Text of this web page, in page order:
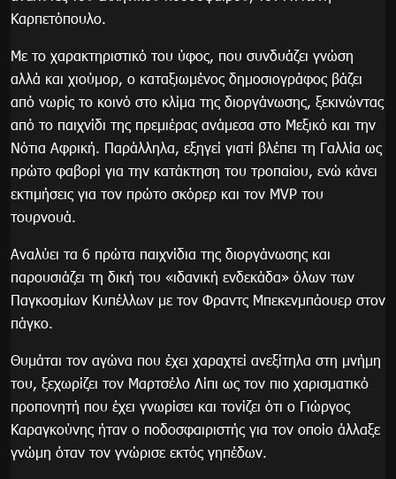
Καρπετόπουλο.
Με το χαρακτηριστικό του ύφος, που συνδυάζει γνώση
αλλά και χιούμορ, ο καταξιωμένος δημοσιογράφος βάζει
από νωρίς το κοινό στο κλίμα της διοργάνωσης, ξεκινώντας
από το παιχνίδι της πρεμιέρας ανάμεσα στο Μεξικό και την
Νότια Αφρική. Παράλληλα, εξηγεί γιατί βλέπει τη Γαλλία ως
πρώτο φαβορί για την κατάκτηση του τροπαίου, ενώ κάνει
εκτιμήσεις για τον πρώτο σκόρερ και τον MVP του
τουρνουά.
Αναλύει τα 6 πρώτα παιχνίδια της διοργάνωσης και
παρουσιάζει τη δική του «ιδανική ενδεκάδα» όλων των
Παγκοσμίων Κυπέλλων με τον Φραντς Μπεκενμπάουερ στον
πάγκο.
Θυμάται τον αγώνα που έχει χαραχτεί ανεξίτηλα στη μνήμη
του, ξεχωρίζει τον Μαρτσέλο Λίπι ως τον πιο χαρισματικό
προπονητή που έχει γνωρίσει και τονίζει ότι ο Γιώργος
Καραγκούνης ήταν ο ποδοσφαιριστής για τον οποίο άλλαξε
γνώμη όταν τον γνώρισε εκτός γηπέδων.